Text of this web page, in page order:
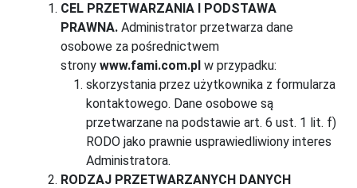
CEL PRZETWARZANIA I PODSTAWA
PRAWNA. Administrator przetwarza dane
osobowe za pośrednictwem
strony www.fami.com.pl w przypadku:
skorzystania przez użytkownika z formularza
kontaktowego. Dane osobowe są
przetwarzane na podstawie art. 6 ust. 1 lit. f)
RODO jako prawnie usprawiedliwiony interes
Administratora.
RODZAJ PRZETWARZANYCH DANYCH